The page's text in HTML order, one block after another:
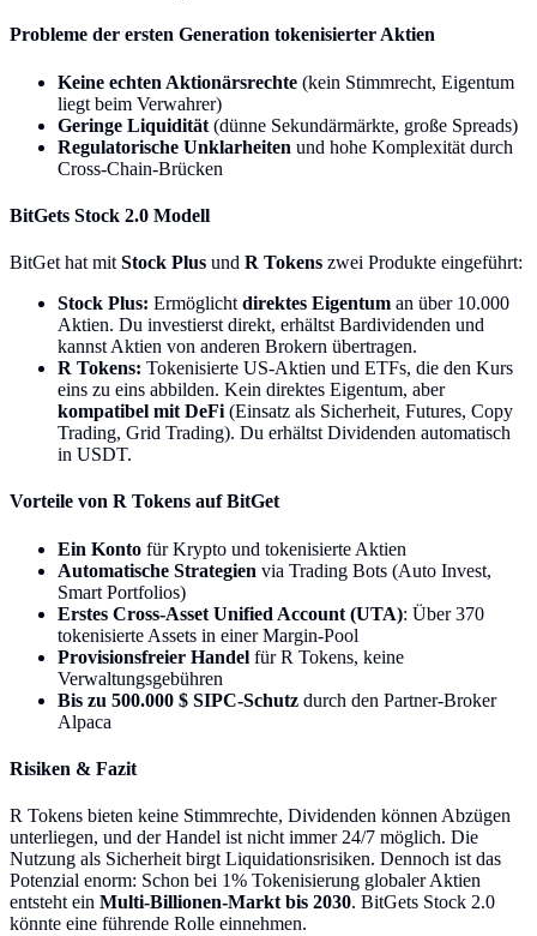
Probleme der ersten Generation tokenisierter Aktien
Keine echten Aktionärsrechte (kein Stimmrecht, Eigentum
liegt beim Verwahrer)
Geringe Liquidität (dünne Sekundärmärkte, große Spreads)
Regulatorische Unklarheiten und hohe Komplexität durch
Cross-Chain-Brücken
BitGets Stock 2.0 Modell
BitGet hat mit Stock Plus und R Tokens zwei Produkte eingeführt:
Stock Plus: Ermöglicht direktes Eigentum an über 10.000
Aktien. Du investierst direkt, erhältst Bardividenden und
kannst Aktien von anderen Brokern übertragen.
R Tokens: Tokenisierte US-Aktien und ETFs, die den Kurs
eins zu eins abbilden. Kein direktes Eigentum, aber
kompatibel mit DeFi (Einsatz als Sicherheit, Futures, Copy
Trading, Grid Trading). Du erhältst Dividenden automatisch
in USDT.
Vorteile von R Tokens auf BitGet
Ein Konto für Krypto und tokenisierte Aktien
Automatische Strategien via Trading Bots (Auto Invest,
Smart Portfolios)
Erstes Cross-Asset Unified Account (UTA): Über 370
tokenisierte Assets in einer Margin-Pool
Provisionsfreier Handel für R Tokens, keine
Verwaltungsgebühren
Bis zu 500.000 $ SIPC-Schutz durch den Partner-Broker
Alpaca
Risiken & Fazit
R Tokens bieten keine Stimmrechte, Dividenden können Abzügen
unterliegen, und der Handel ist nicht immer 24/7 möglich. Die
Nutzung als Sicherheit birgt Liquidationsrisiken. Dennoch ist das
Potenzial enorm: Schon bei 1% Tokenisierung globaler Aktien
entsteht ein Multi-Billionen-Markt bis 2030. BitGets Stock 2.0
könnte eine führende Rolle einnehmen.